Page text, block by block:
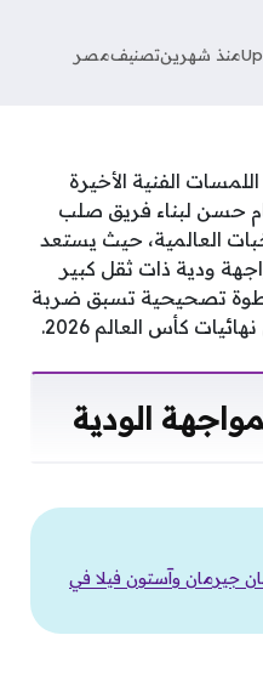
منذ شهرينتصنيفمصر
الفنية الأخيرة
حسن لبناء فريق صلب
العالمية، حيث يستعد
ودية ذات ثقل كبير
خطوة تصحيحية تسبق ضربة
كأس العالم 2026.
الودية
جيرمان وآستون فيلا في